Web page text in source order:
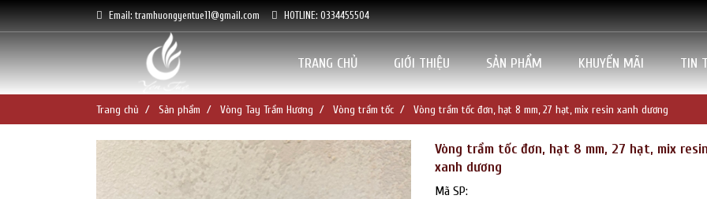
Email: tramhuongyentue11@gmail.com HOTLINE: 0334455504
TRANG CHỦ GIỚI THIỆU SẢN PHẨM KHUYẾN MÃI TIN
Trang chủ Sản phẩm Vòng Tay Trầm Hương Vòng trầm tốc Vòng trầm tốc đơn, hạt 8 mm, 27 hạt, mix resin xanh dương
Vòng trầm tốc đơn, hạt 8 mm, 27 hạt, mix resin
xanh dương
Mã SP: